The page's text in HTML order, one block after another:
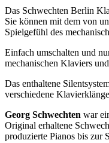
Das Schwechten Berlin
Sie können mit dem von
Spielgefühl des
Einfach umschalten und
mechanischen Klaviers
Das enthaltene
verschiedene
Georg Schwechten war
Original erhaltene
produzierte Pianos bis zur